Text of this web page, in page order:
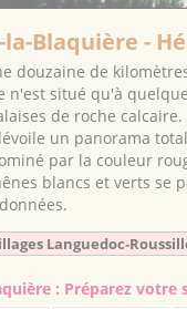
la-Blaquière -
douzaine de
n'est situé qu'à
de roche
un panorama
par la couleur
blancs et verts se
Languedoc-
: Préparez votre